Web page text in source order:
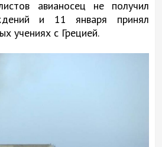
авианосец не получил
и 11 января принял
учениях с Грецией.